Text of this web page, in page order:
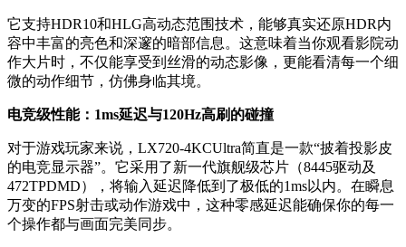
它支持HDR10和HLG高动态范围技术，能够真实还原HDR内
容中丰富的亮色和深邃的暗部信息。这意味着当你观看影院动
作大片时，不仅能享受到丝滑的动态影像，更能看清每一个细
微的动作细节，仿佛身临其境。
电竞级性能：1ms延迟与120Hz高刷的碰撞
对于游戏玩家来说，LX720-4KCUltra简直是一款“披着投影皮
的电竞显示器”。它采用了新一代旗舰级芯片（8445驱动及
472TPDMD），将输入延迟降低到了极低的1ms以内。在瞬息
万变的FPS射击或动作游戏中，这种零感延迟能确保你的每一
个操作都与画面完美同步。